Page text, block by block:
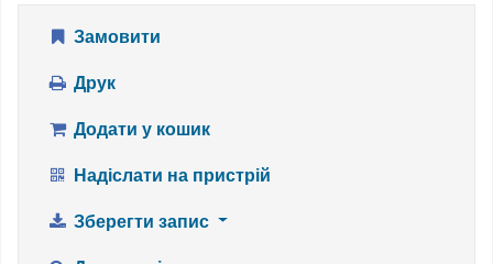
Замовити
Друк
Додати у кошик
Надіслати на пристрій
Зберегти запис